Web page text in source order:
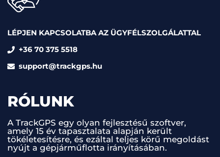
LÉPJEN KAPCSOLATBA AZ ÜGYFÉLSZOLGÁLATTAL
+36 70 375 5518
support@trackgps.hu
RÓLUNK
A TrackGPS egy olyan fejlesztésű szoftver,
amely 15 év tapasztalata alapján került
tökéletesítésre, és ezáltal teljes körű megoldást
nyújt a gépjárműflotta irányításában.